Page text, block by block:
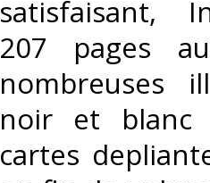
satisfaisant,
207 pages
nombreuses
noir et
cartes